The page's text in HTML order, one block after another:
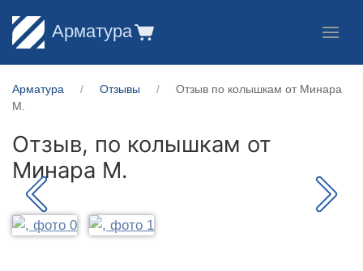
Арматура
Арматура Отзывы
Отзыв по колышкам от Минара
М.
Отзыв, по колышкам от
Минара М.